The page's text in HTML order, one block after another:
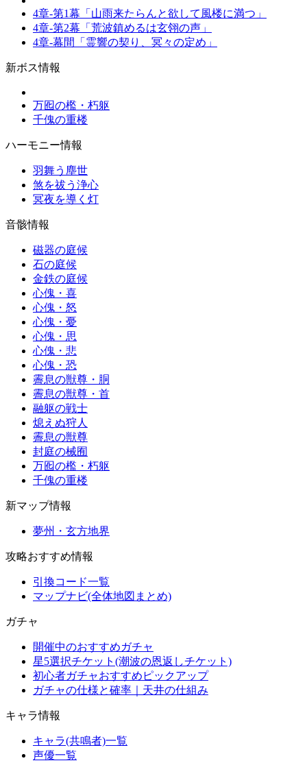
4章-第1幕「山雨来たらんと欲して風楼に満つ」
4章-第2幕「荒波鎮めるは玄翎の声」
4章-幕間「霊響の契り、冥々の定め」
新ボス情報
万囮の檻・朽躯
千傀の重楼
ハーモニー情報
羽舞う塵世
煞を祓う浄心
冥夜を導く灯
音骸情報
磁器の庭候
石の庭候
金鉄の庭候
心傀・喜
心傀・怒
心傀・憂
心傀・思
心傀・悲
心傀・恐
霽息の獣尊・胴
霽息の獣尊・首
融躯の戦士
熄えぬ狩人
霽息の獣尊
封庭の械囿
万囮の檻・朽躯
千傀の重楼
新マップ情報
夢州・玄方地界
攻略おすすめ情報
引換コード一覧
マップナビ(全体地図まとめ)
ガチャ
開催中のおすすめガチャ
星5選択チケット(潮波の恩返しチケット)
初心者ガチャおすすめピックアップ
ガチャの仕様と確率｜天井の仕組み
キャラ情報
キャラ(共鳴者)一覧
声優一覧